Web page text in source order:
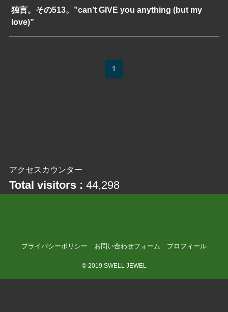
独言。その513。”can’t GIVE you anything (but my
love)”
1
アクセスカウンター
Total visitors : 44,298
プライバシーポリシー お問い合わせフォーム プロフィール
©2019 SWELL JEWEL